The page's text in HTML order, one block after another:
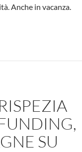
Anche in vacanza.
Val Casies
SU